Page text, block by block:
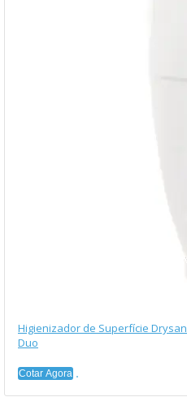
Higienizador de Superfície Drysan
Duo
Cotar Agora